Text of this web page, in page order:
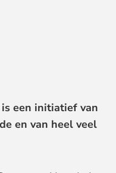
een initiatief van
en van heel veel